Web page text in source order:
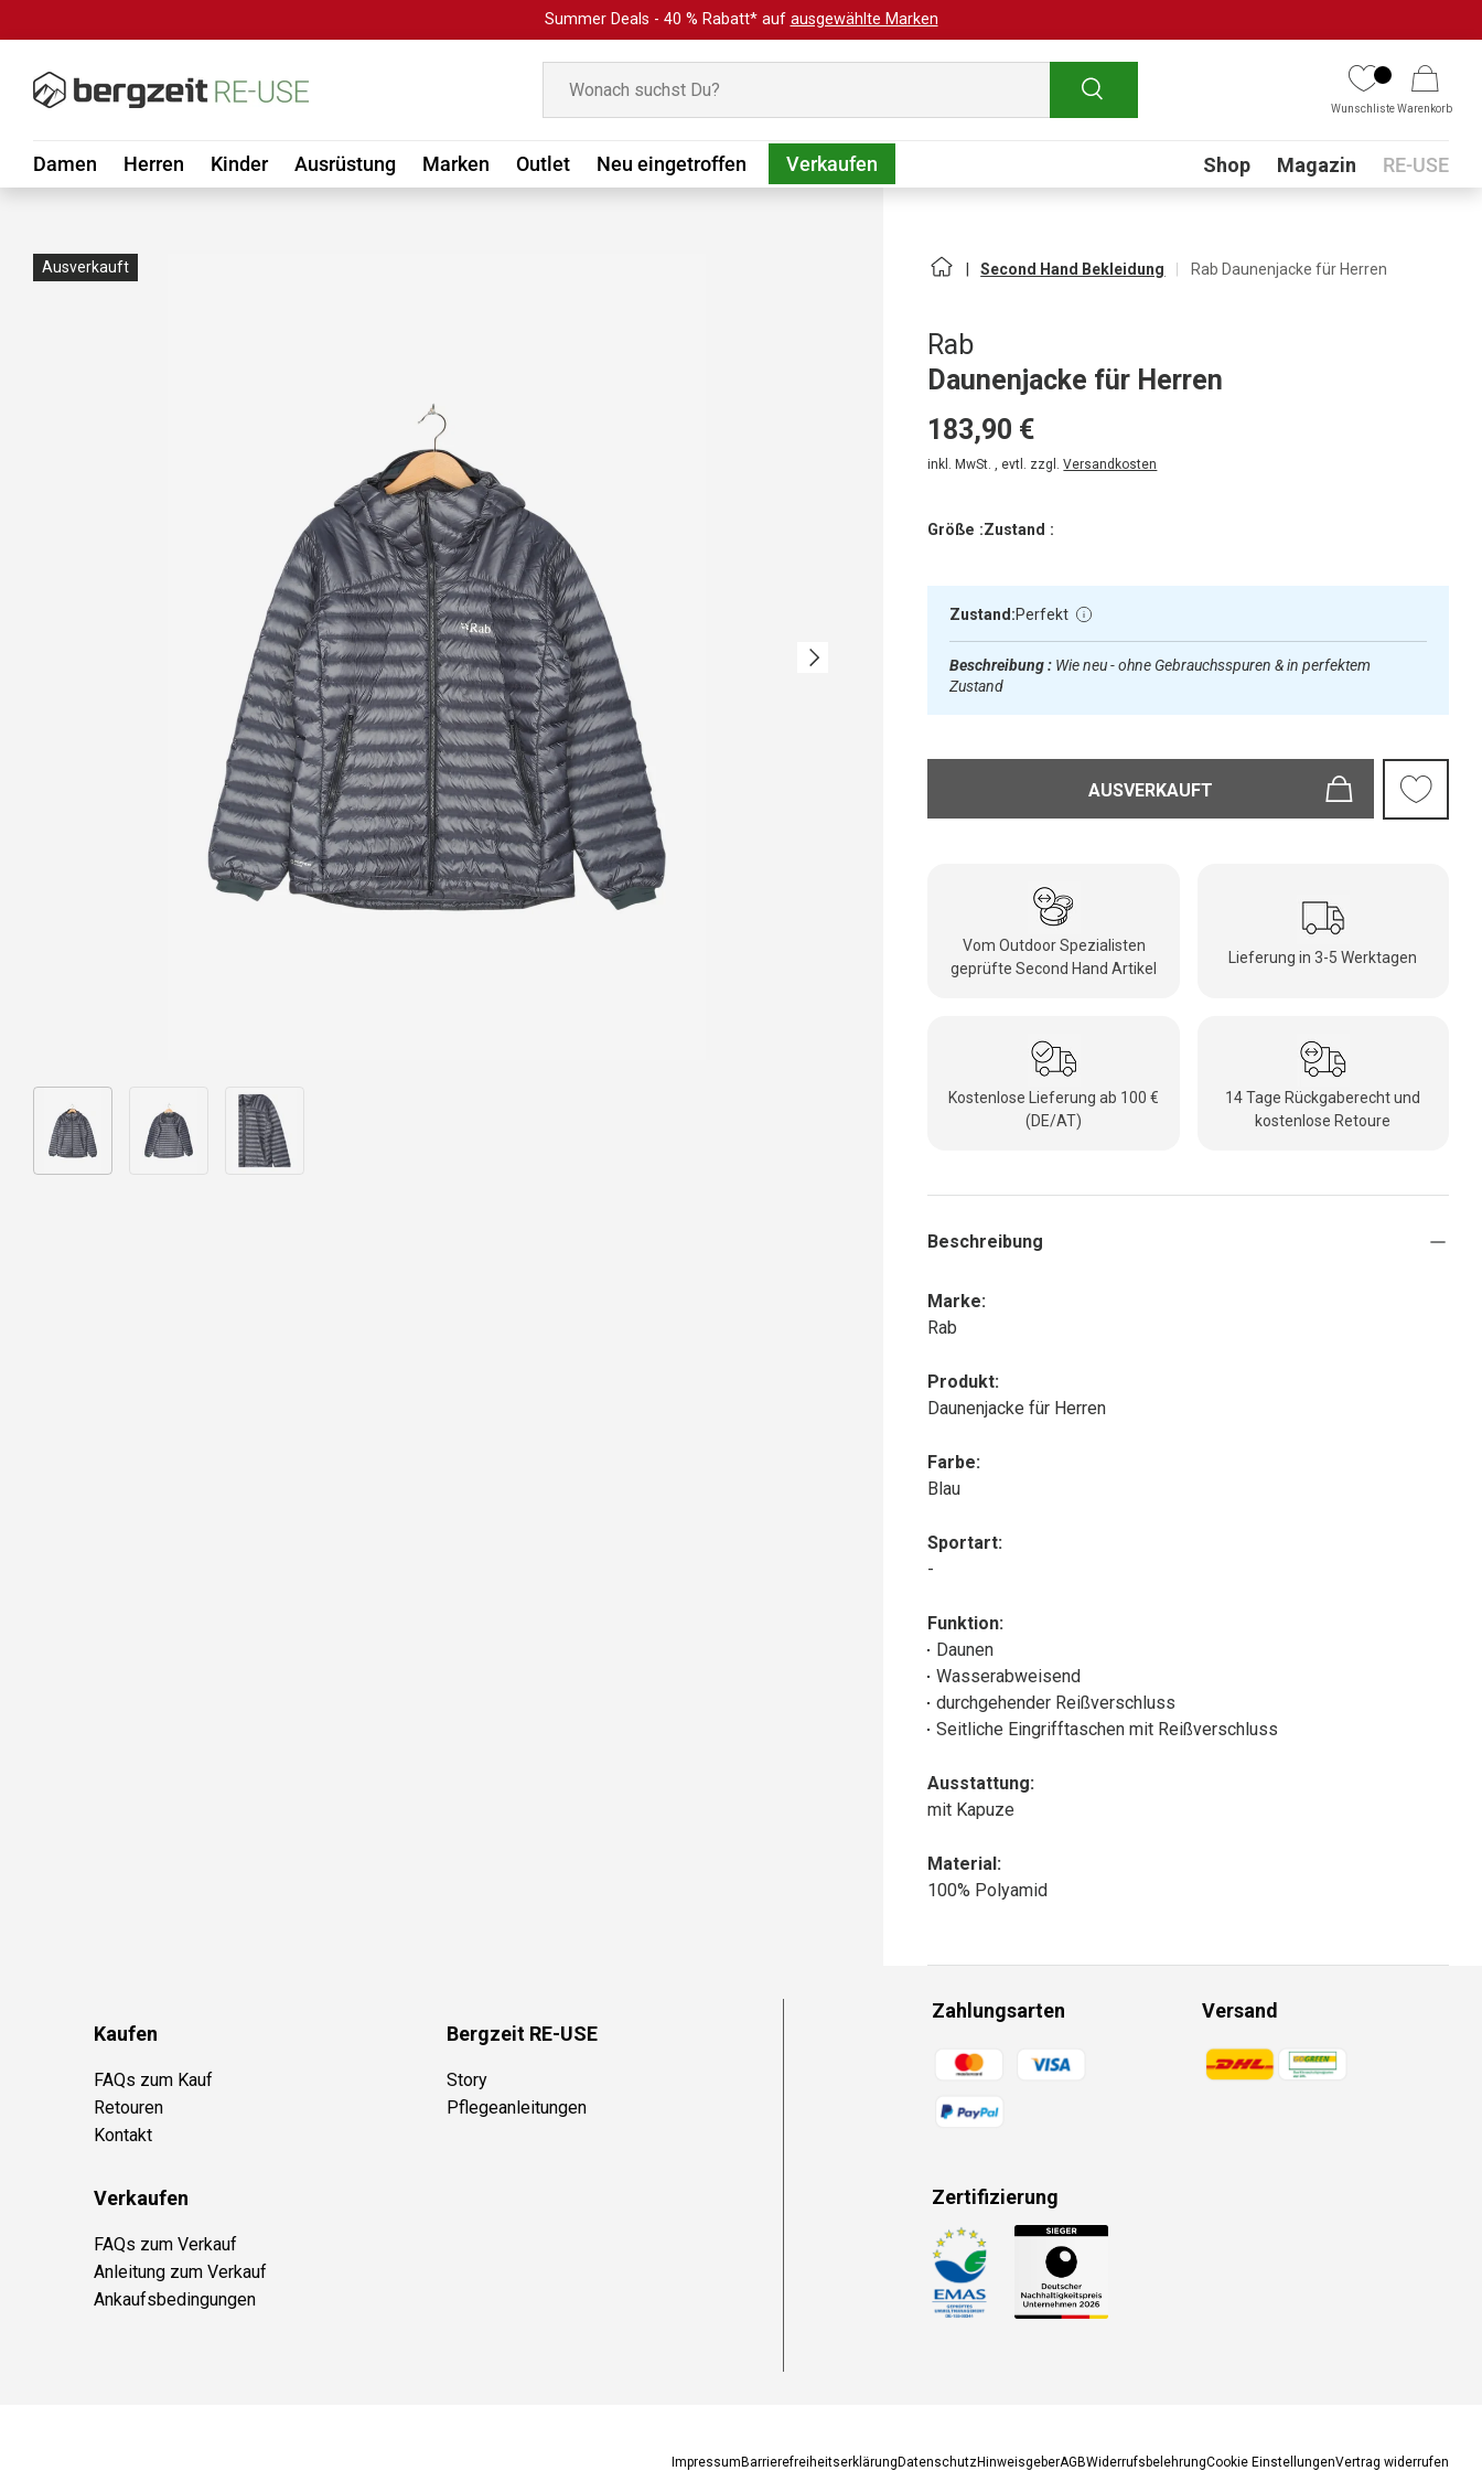
Summer Deals - 40 % Rabatt* auf ausgewählte Marken
Suchen
WunschlisteWarenkorb
Damen Herren Kinder Ausrüstung Marken Outlet Neu eingetroffen Verkaufen Submenu
Shop Magazin RE-USE
Ausverkauft
Nächste
Bild 1 in Galerieansicht laden
Second Hand Bekleidung Rab Daunenjacke für Herren
Rab
Daunenjacke für Herren
183,90 €
inkl. MwSt. , evtl. zzgl.Versandkosten
Größe :Zustand :
Zustand:Perfekt
Beschreibung : Wie neu - ohne Gebrauchsspuren & in perfektem
Zustand
AUSVERKAUFT
Vom Outdoor Spezialisten
geprüfte Second Hand Artikel
Lieferung in 3-5 Werktagen
Kostenlose Lieferung ab 100 €
(DE/AT)
14 Tage Rückgaberecht und
kostenlose Retoure
Beschreibung
Marke:
Rab
Produkt:
Daunenjacke für Herren
Farbe:
Blau
Sportart:
-
Funktion:
Daunen
Wasserabweisend
durchgehender Reißverschluss
Seitliche Eingrifftaschen mit Reißverschluss
Ausstattung:
mit Kapuze
Material:
100% Polyamid
Kaufen
FAQs zum Kauf
Retouren
Kontakt
Bergzeit RE-USE
Story
Pflegeanleitungen
Verkaufen
FAQs zum Verkauf
Anleitung zum Verkauf
Ankaufsbedingungen
Zahlungsarten
Zahlungsmethoden
Versand
Zahlungsmethoden
Zertifizierung
Zahlungsmethoden
Impressum Barrierefreiheitserklärung DatenschutzHinweisgeberAGBWiderrufsbelehrungCookie EinstellungenVertrag widerrufen